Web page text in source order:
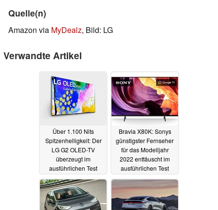
Quelle(n)
Amazon via MyDealz, Bild: LG
Verwandte Artikel
Über 1.100 Nits
Spitzenhelligkeit: Der
LG G2 OLED-TV
überzeugt im
ausführlichen Test
14.05.2022
Bravia X80K: Sonys
günstigster Fernseher
für das Modelljahr
2022 enttäuscht im
ausführlichen Test
10.05.2022